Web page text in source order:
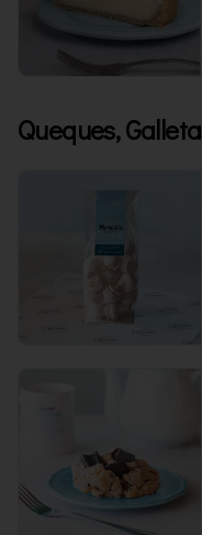
Queques,